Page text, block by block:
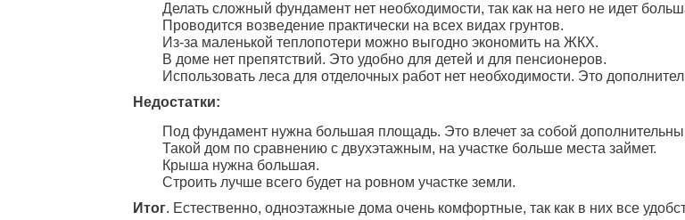
Делать сложный фундамент нет необходимости, так как на него не идет
Проводится возведение практически на всех видах грунтов.
Из-за маленькой теплопотери можно выгодно экономить на ЖКХ.
В доме нет препятствий. Это удобно для детей и для пенсионеров.
Использовать леса для отделочных работ нет необходимости. Это
Недостатки:
Под фундамент нужна большая площадь. Это влечет за собой
Такой дом по сравнению с двухэтажным, на участке больше места займет.
Крыша нужна большая.
Строить лучше всего будет на ровном участке земли.
Итог. Естественно, одноэтажные дома очень комфортные, так как в них все